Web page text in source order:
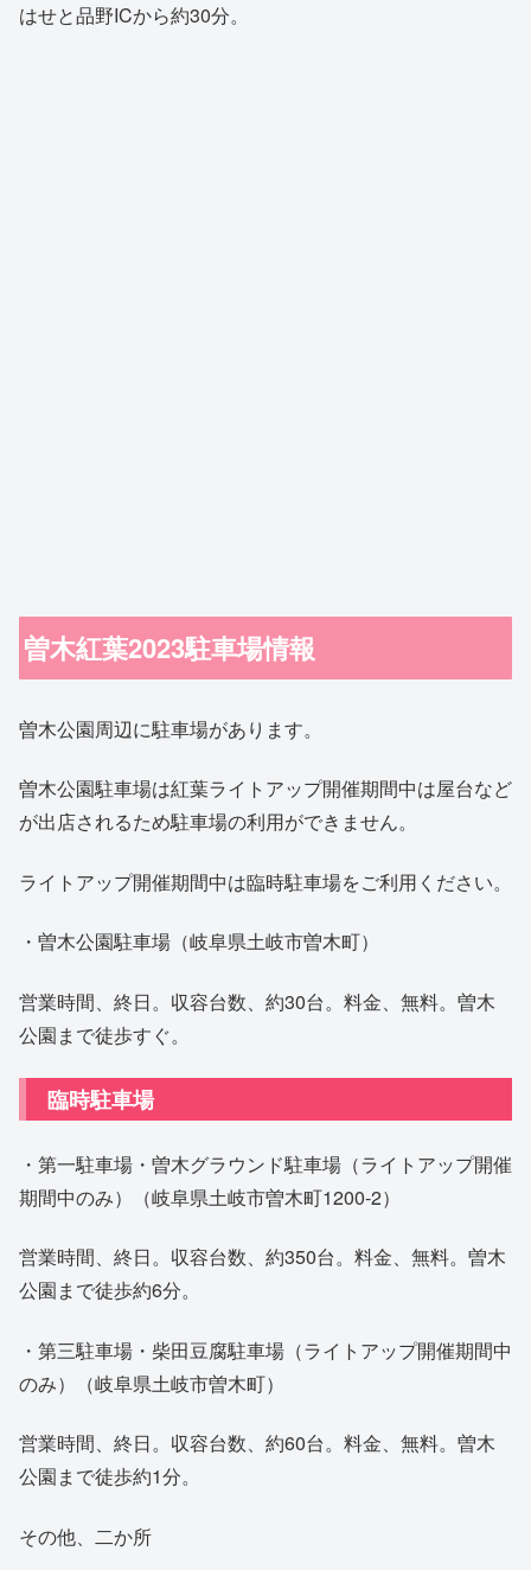
はせと品野ICから約30分。
曽木紅葉2023駐車場情報
曽木公園周辺に駐車場があります。
曽木公園駐車場は紅葉ライトアップ開催期間中は屋台など
が出店されるため駐車場の利用ができません。
ライトアップ開催期間中は臨時駐車場をご利用ください。
・曽木公園駐車場（岐阜県土岐市曽木町）
営業時間、終日。収容台数、約30台。料金、無料。曽木
公園まで徒歩すぐ。
臨時駐車場
・第一駐車場・曽木グラウンド駐車場（ライトアップ開催
期間中のみ）（岐阜県土岐市曽木町1200-2）
営業時間、終日。収容台数、約350台。料金、無料。曽木
公園まで徒歩約6分。
・第三駐車場・柴田豆腐駐車場（ライトアップ開催期間中
のみ）（岐阜県土岐市曽木町）
営業時間、終日。収容台数、約60台。料金、無料。曽木
公園まで徒歩約1分。
その他、二か所